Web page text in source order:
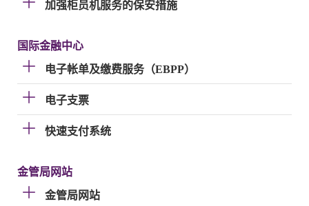
加强柜员机服务的保安措施
国际金融中心
电子帐单及缴费服务（EBPP）
电子支票
快速支付系统
金管局网站
金管局网站